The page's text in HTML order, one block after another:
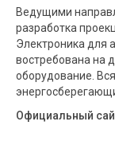
Ведущими
разработка
Электроника для
востребована на
оборудование.
Официальный